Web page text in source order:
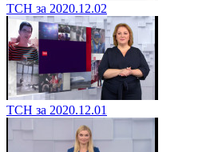
ТСН за 2020.12.02
ТСН за 2020.12.01